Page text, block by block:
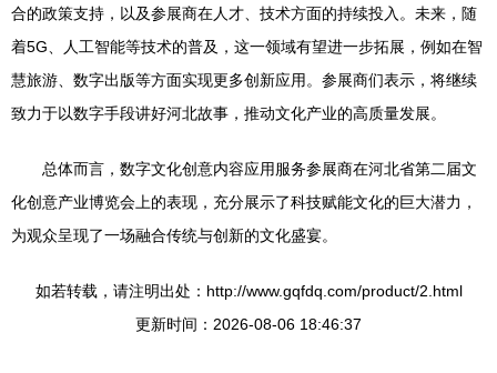
合的政策支持，以及参展商在人才、技术方面的持续投入。未来，随
着5G、人工智能等技术的普及，这一领域有望进一步拓展，例如在智
慧旅游、数字出版等方面实现更多创新应用。参展商们表示，将继续
致力于以数字手段讲好河北故事，推动文化产业的高质量发展。
总体而言，数字文化创意内容应用服务参展商在河北省第二届文
化创意产业博览会上的表现，充分展示了科技赋能文化的巨大潜力，
为观众呈现了一场融合传统与创新的文化盛宴。
如若转载，请注明出处：http://www.gqfdq.com/product/2.html
更新时间：2026-08-06 18:46:37